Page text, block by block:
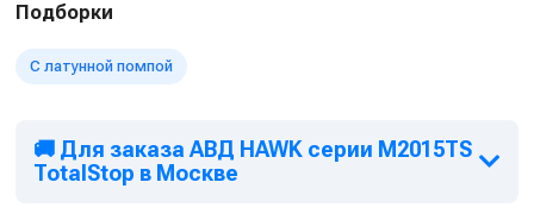
Подборки
С латунной помпой
🚚 Для заказа АВД HAWK серии M2015TS
TotalStop в Москве